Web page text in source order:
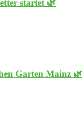
startet 🌿
Garten Mainz 🌿